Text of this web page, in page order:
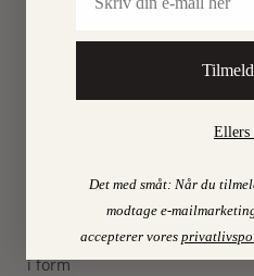
i form
Ellers
Det med småt: Når du
modtage e-
accepterer vores